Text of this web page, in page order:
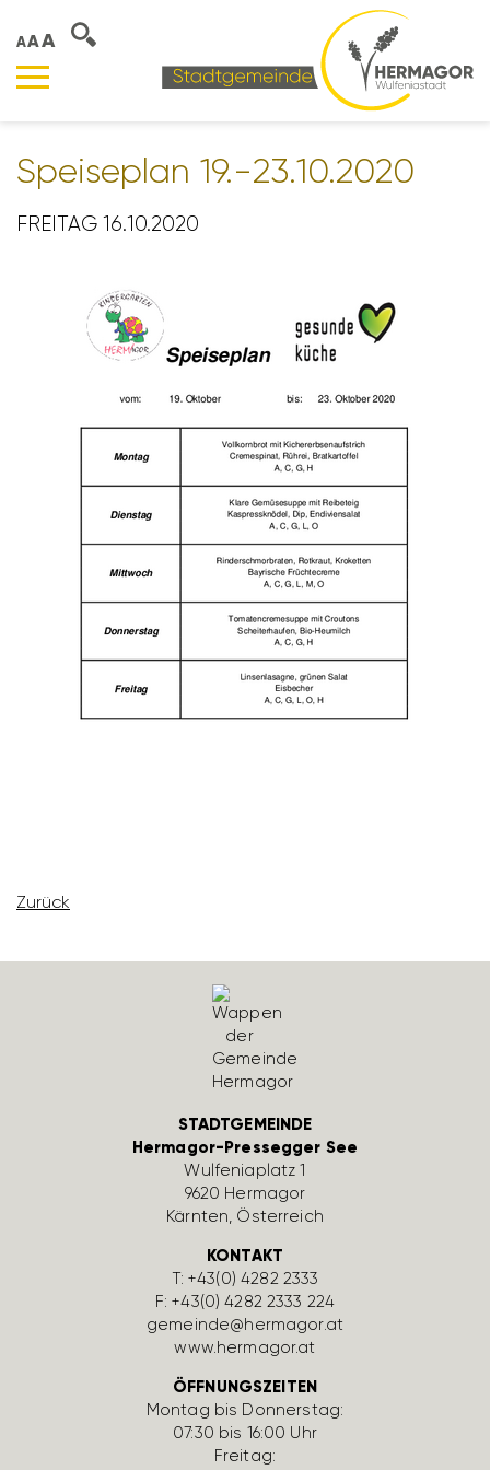
AAA
Spei­se­plan 19.-23.10.2020
FREITAG 16.10.2020
Zurück
STADTGEMEINDE
Hermagor-Pressegger See
Wulfe­nia­platz 1
9620 Hermagor
Kärnten, Öster­reich
KONTAKT
T:+43(0) 4282 2333
F: +43(0) 4282 2333 224
gemeinde@hermagor.at
www.hermagor.at
ÖFFNUNGSZEITEN
Montag bis Donnerstag:
07:30 bis 16:00 Uhr
Freitag: